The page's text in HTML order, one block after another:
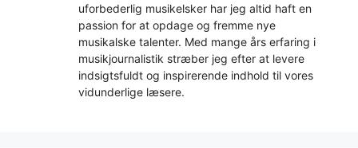
uforbederlig musikelsker har jeg altid haft en
passion for at opdage og fremme nye
musikalske talenter. Med mange års erfaring i
musikjournalistik stræber jeg efter at levere
indsigtsfuldt og inspirerende indhold til vores
vidunderlige læsere.